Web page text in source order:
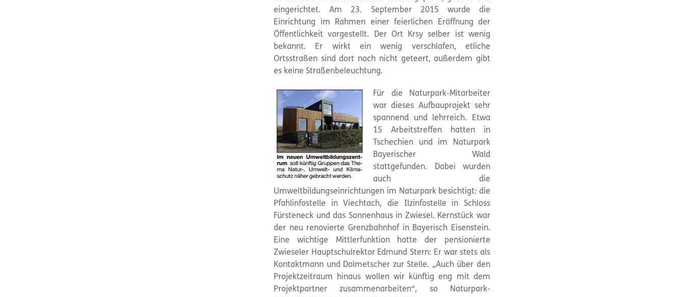
eingerichtet. Am 23. September 2015 wurde die
Einrichtung im Rahmen einer feierlichen Eröffnung der
Öffentlichkeit vorgestellt. Der Ort Krsy selber ist wenig
bekannt. Er wirkt ein wenig verschlafen, etliche
Ortsstraßen sind dort noch nicht geteert, außerdem gibt
es keine Straßenbeleuchtung.
Für die Naturpark-Mitarbeiter
war dieses Aufbauprojekt sehr
spannend und lehrreich. Etwa
15 Arbeitstreffen hatten in
Tschechien und im Naturpark
Bayerischer Wald
stattgefunden. Dabei wurden
auch die
Umweltbildungseinrichtungen im Naturpark besichtigt: die
Pfahlinfostelle in Viechtach, die Ilzinfostelle in Schloss
Fürsteneck und das Sonnenhaus in Zwiesel. Kernstück war
der neu renovierte Grenzbahnhof in Bayerisch Eisenstein.
Eine wichtige Mittlerfunktion hatte der pensionierte
Zwieseler Hauptschulrektor Edmund Stern: Er war stets als
Kontaktmann und Dolmetscher zur Stelle. „Auch über den
Projektzeitraum hinaus wollen wir künftig eng mit dem
Projektpartner zusammenarbeiten“, so Naturpark-